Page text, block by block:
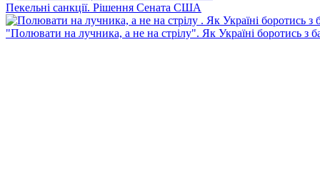
Пекельні санкції. Рішення Сената США
"Полювати на лучника, а не на стрілу". Як Україні боротись з